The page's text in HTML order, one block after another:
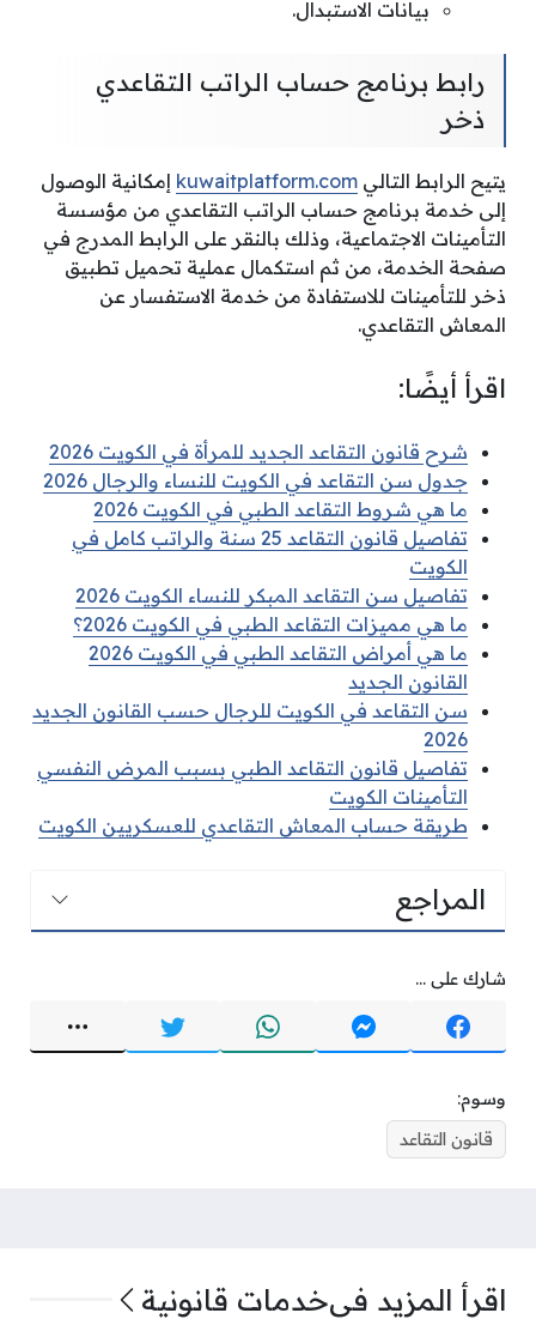
بيانات الاستبدال.
رابط برنامج حساب الراتب التقاعدي
ذخر
يتيح الرابط التالي kuwaitplatform.com إمكانية الوصول
إلى خدمة برنامج حساب الراتب التقاعدي من مؤسسة
التأمينات الاجتماعية، وذلك بالنقر على الرابط المدرج في
صفحة الخدمة، من ثم استكمال عملية تحميل تطبيق
ذخر للتأمينات للاستفادة من خدمة الاستفسار عن
المعاش التقاعدي.
اقرأ أيضًا:
شرح قانون التقاعد الجديد للمرأة في الكويت 2026
جدول سن التقاعد في الكويت للنساء والرجال 2026
ما هي شروط التقاعد الطبي في الكويت 2026
تفاصيل قانون التقاعد 25 سنة والراتب كامل في
الكويت
تفاصيل سن التقاعد المبكر للنساء الكويت 2026
ما هي مميزات التقاعد الطبي في الكويت 2026؟
ما هي أمراض التقاعد الطبي في الكويت 2026
القانون الجديد
سن التقاعد في الكويت للرجال حسب القانون الجديد
2026
تفاصيل قانون التقاعد الطبي بسبب المرض النفسي
التأمينات الكويت
طريقة حساب المعاش التقاعدي للعسكريين الكويت
المراجع
شارك على ...
وسوم:
قانون التقاعد
اقرأ المزيد فيخدمات قانونية